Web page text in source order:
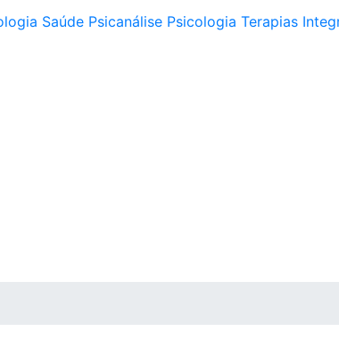
Saúde Psicanálise Psicologia Terapias